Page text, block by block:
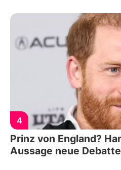
4
Prinz von England?
Aussage neue Debatte